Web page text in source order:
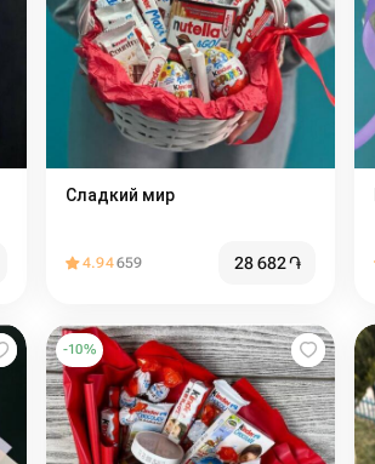
Сладкий мир️
4.94659 28 682֏
-10%